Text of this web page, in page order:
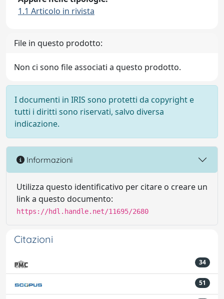
1.1 Articolo in rivista
File in questo prodotto:
Non ci sono file associati a questo prodotto.
I documenti in IRIS sono protetti da copyright e
tutti i diritti sono riservati, salvo diversa
indicazione.
Informazioni
Utilizza questo identificativo per citare o creare un
link a questo documento:
https://hdl.handle.net/11695/2680
Citazioni
34
51